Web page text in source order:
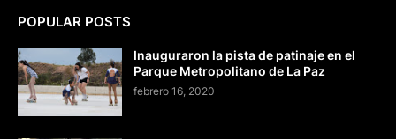
POPULAR POSTS
Inauguraron la pista de patinaje en el
Parque Metropolitano de La Paz
febrero 16, 2020